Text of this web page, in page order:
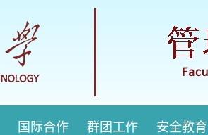
国际合作 群团工作 安全教育